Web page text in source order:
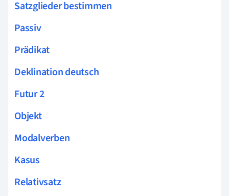
Satzglieder bestimmen
Passiv
Prädikat
Deklination deutsch
Futur 2
Objekt
Modalverben
Kasus
Relativsatz